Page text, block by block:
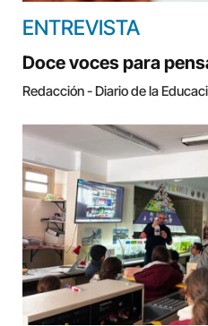
ENTREVISTA
Doce voces para
Redacción - Diario de la